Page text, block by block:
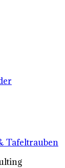
Tafeltrauben